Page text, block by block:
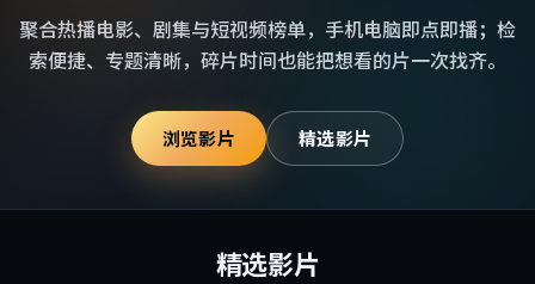
聚合热播电影、剧集与短视频榜单，手机电脑即点即播；检
索便捷、专题清晰，碎片时间也能把想看的片一次找齐。
浏览影片 精选影片
精选影片